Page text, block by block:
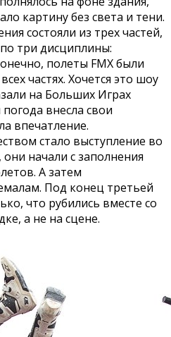
картину без света и тени.
состояли из трех частей,
три дисциплины:
полеты FMX были
частях. Хочется это шоу
на Больших Играх
внесла свои
впечатление.
стало выступление во
начали с заполнения
А затем
Под конец третьей
что рубились вместе со
а не на сцене.